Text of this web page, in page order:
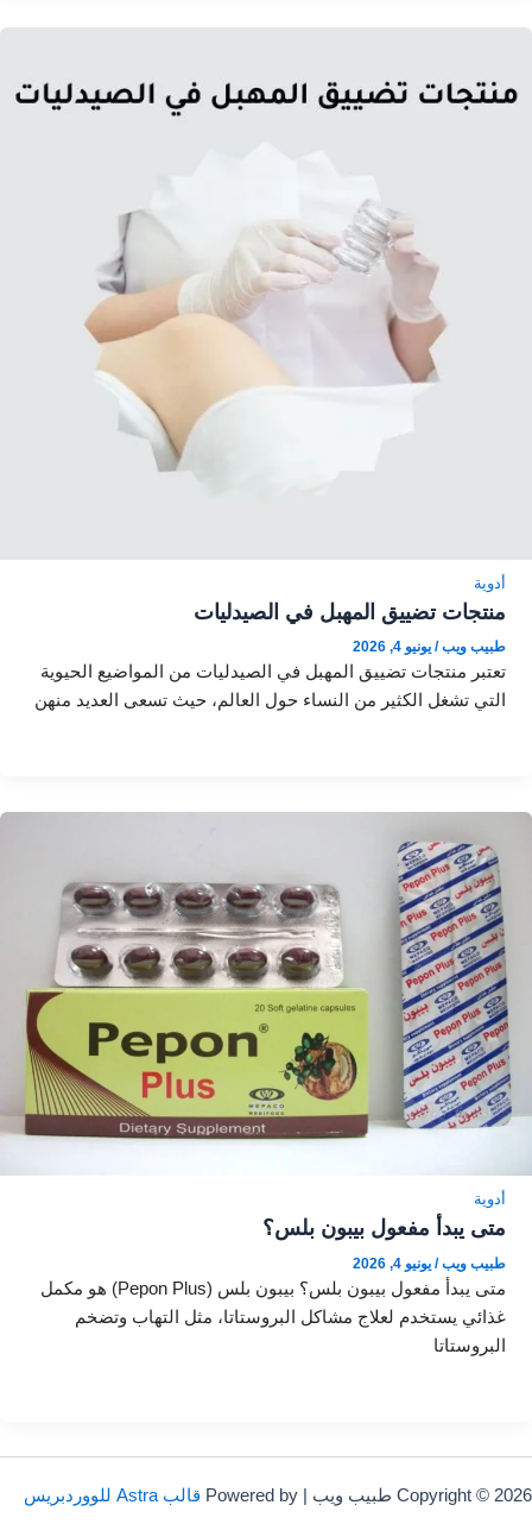
أدوية
منتجات تضييق المهبل في الصيدليات
طبيب ويب/ يونيو 4, 2026
تعتبر منتجات تضييق المهبل في الصيدليات من المواضيع الحيوية
التي تشغل الكثير من النساء حول العالم، حيث تسعى العديد منهن
أدوية
متى يبدأ مفعول بيبون بلس؟
طبيب ويب/ يونيو 4, 2026
متى يبدأ مفعول بيبون بلس؟ بيبون بلس (Pepon Plus) هو مكمل
غذائي يستخدم لعلاج مشاكل البروستاتا، مثل التهاب وتضخم
البروستاتا
Copyright © 2026 طبيب ويب | Powered by قالب Astra للووردبريس